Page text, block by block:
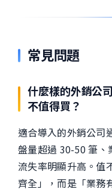
常見問題
什麼樣的外銷公
不值得買？
適合導入的外銷公司
盤量超過 30-50 筆、
流失率明顯升高。值
齊全」，而是「業